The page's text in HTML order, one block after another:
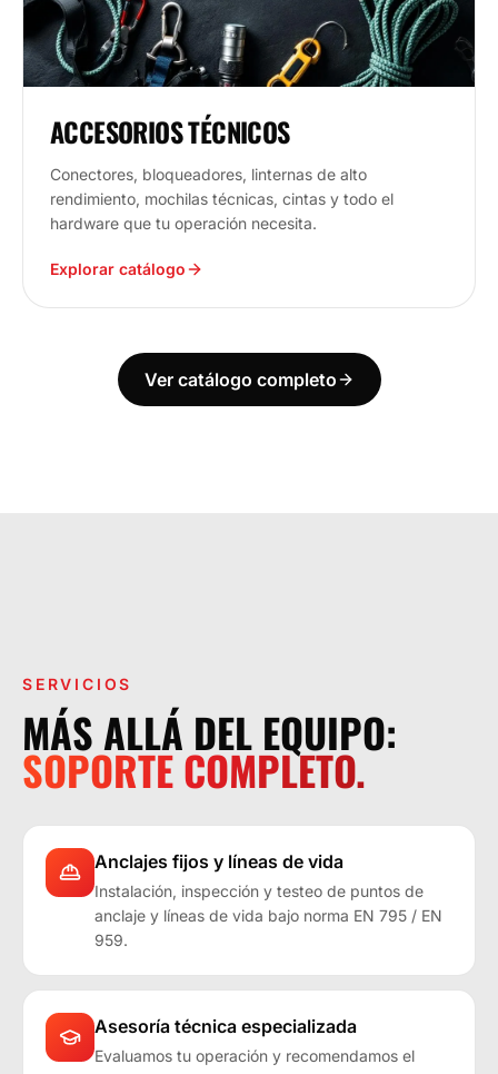
ACCESORIOS TÉCNICOS
Conectores, bloqueadores, linternas de alto
rendimiento, mochilas técnicas, cintas y todo el
hardware que tu operación necesita.
Explorar catálogo
Ver catálogo completo
SERVICIOS
MÁS ALLÁ DEL EQUIPO:
SOPORTE COMPLETO.
Anclajes fijos y líneas de vida
Instalación, inspección y testeo de puntos de
anclaje y líneas de vida bajo norma EN 795 / EN
959.
Asesoría técnica especializada
Evaluamos tu operación y recomendamos el